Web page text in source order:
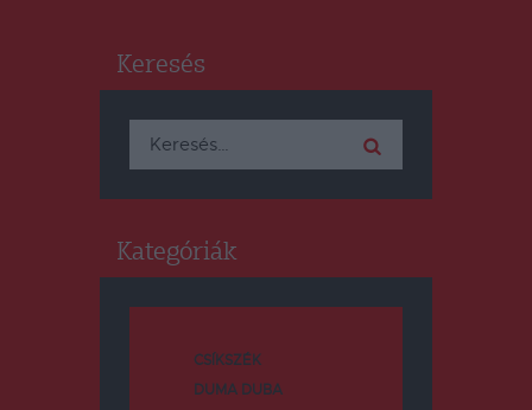
Keresés
Keresés:
Kategóriák
CSÍKSZÉK
DUMA DUBA